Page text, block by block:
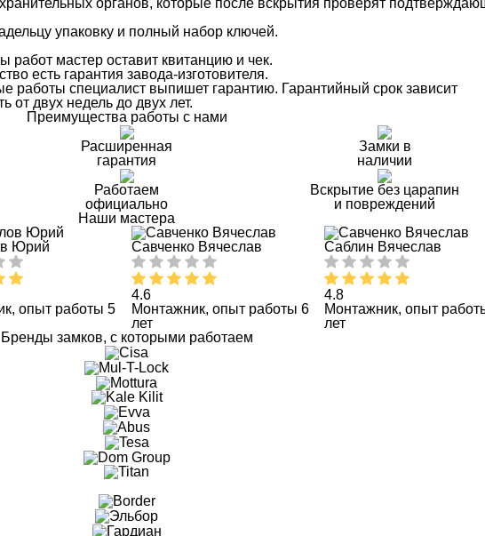
органов, которые после вскрытия проверят
упаковку и полный набор ключей.
мастер оставит квитанцию и чек.
есть гарантия завода-изготовителя.
работы специалист выпишет гарантию. Гарантийный срок зависит
от двух недель до двух лет.
Преимущества работы с нами
Расширенная
гарантия
Замки в
наличии
Работаем
официально
Вскрытие без царапин
и повреждений
Наши мастера
Юрий
опыт работы 5
Савченко Вячеслав
4.6
Монтажник, опыт работы 6
лет
Саблин Вячеслав
4.8
Монтажник, опыт
лет
Бренды замков, с которыми работаем